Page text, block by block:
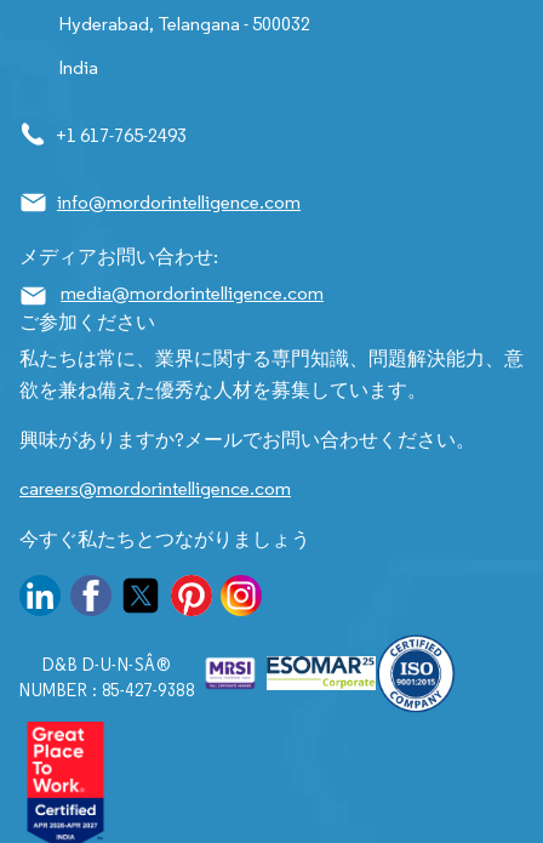
Hyderabad, Telangana - 500032
India
+1 617-765-2493
info@mordorintelligence.com
メディアお問い合わせ:
media@mordorintelligence.com
ご参加ください
私たちは常に、業界に関する専門知識、問題解決能力、意
欲を兼ね備えた優秀な人材を募集しています。
興味がありますか?メールでお問い合わせください。
careers@mordorintelligence.com
今すぐ私たちとつながりましょう
D&B D-U-N-SÂ®
NUMBER : 85-427-9388